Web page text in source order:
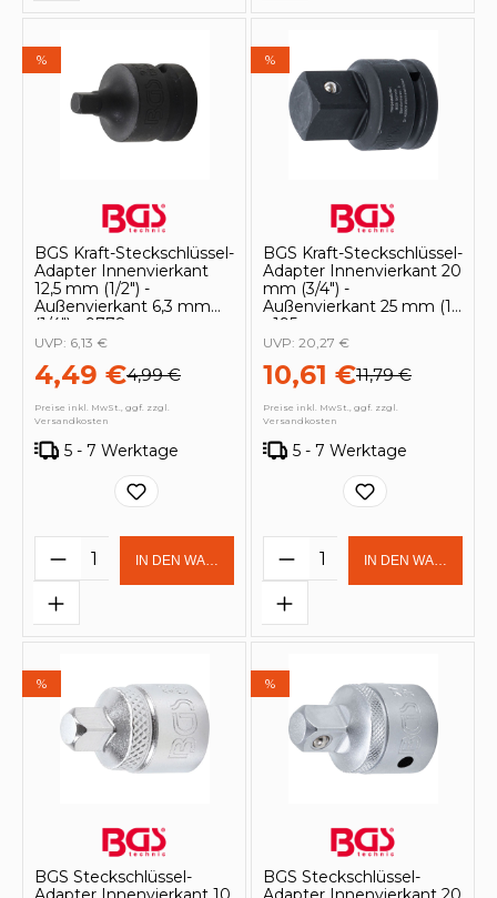
%
BGS Kraft-Steckschlüssel-
Adapter Innenvierkant
12,5 mm (1/2") -
Außenvierkant 6,3 mm
(1/4") - 9778
4,49 €4,99 €
UVP: 6,13 €
Preise inkl. MwSt., ggf. zzgl.
Versandkosten
5 - 7 Werktage
Produkt Anzahl: Gib den
IN DEN WARENKORB
%
BGS Kraft-Steckschlüssel-
Adapter Innenvierkant 20
mm (3/4") -
Außenvierkant 25 mm (1")
- 195
10,61 €11,79 €
UVP: 20,27 €
Preise inkl. MwSt., ggf. zzgl.
Versandkosten
5 - 7 Werktage
Produkt Anzahl:
IN DEN
%
BGS Steckschlüssel-
%
BGS Steckschlüssel-